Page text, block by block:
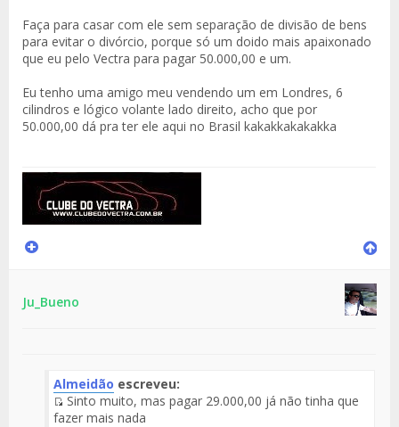
Faça para casar com ele sem separação de divisão de bens
para evitar o divórcio, porque só um doido mais apaixonado
que eu pelo Vectra para pagar 50.000,00 e um.
Eu tenho uma amigo meu vendendo um em Londres, 6
cilindros e lógico volante lado direito, acho que por
50.000,00 dá pra ter ele aqui no Brasil kakakkakakakka
Ju_Bueno
Almeidão escreveu:
Fuente
Sinto muito, mas pagar 29.000,00 já não tinha que
fazer mais nada